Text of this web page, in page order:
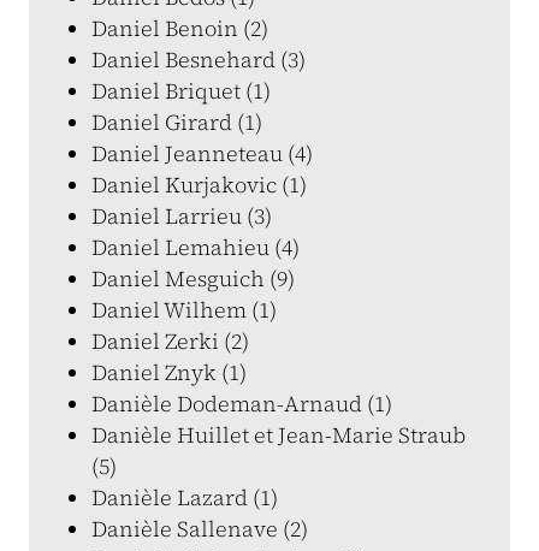
Daniel Benoin (2)
Daniel Besnehard (3)
Daniel Briquet (1)
Daniel Girard (1)
Daniel Jeanneteau (4)
Daniel Kurjakovic (1)
Daniel Larrieu (3)
Daniel Lemahieu (4)
Daniel Mesguich (9)
Daniel Wilhem (1)
Daniel Zerki (2)
Daniel Znyk (1)
Danièle Dodeman-Arnaud (1)
Danièle Huillet et Jean-Marie Straub
(5)
Danièle Lazard (1)
Danièle Sallenave (2)